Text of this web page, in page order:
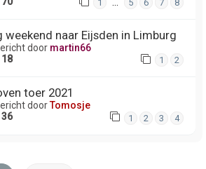
1 … 5 6 7 8
weekend naar Eijsden in Limburg
door martin66
18 1 2
toer 2021
doorTomosje
36 1 2 3 4